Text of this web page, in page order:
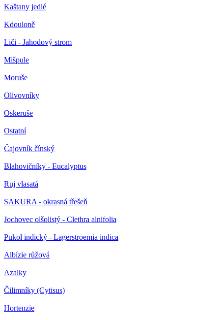
Kaštany jedlé
Kdouloně
Liči - Jahodový strom
Mišpule
Moruše
Olivovníky
Oskeruše
Ostatní
Čajovník čínský
Blahovičníky - Eucalyptus
Ruj vlasatá
SAKURA - okrasná třešeň
Jochovec olšolistý - Clethra alnifolia
Pukol indický - Lagerstroemia indica
Albízie růžová
Azalky
Čilimníky (Cytisus)
Hortenzie